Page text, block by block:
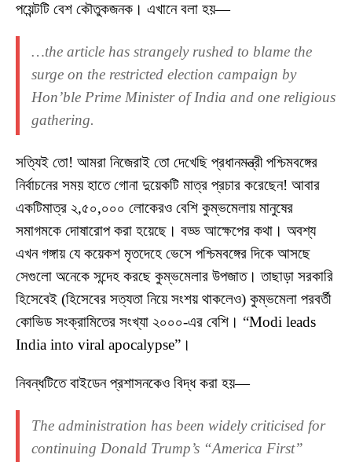
পয়েন্টটি বেশ কৌতুকজনক। এখানে বলা হয়—
…the article has strangely rushed to blame the
surge on the restricted election campaign by
Hon’ble Prime Minister of India and one religious
gathering.
সত্যিই তো! আমরা নিজেরাই তো দেখেছি প্রধানমন্ত্রী পশ্চিমবঙ্গের
নির্বাচনের সময় হাতে গোনা দুয়েকটি মাত্র প্রচার করেছেন! আবার
একটিমাত্র ২,৫০,০০০ লোকেরও বেশি কুম্ভমেলায় মানুষের
সমাগমকে দোষারোপ করা হয়েছে। বড্ড আক্ষেপের কথা। অবশ্য
এখন গঙ্গায় যে কয়েকশ মৃতদেহে ভেসে পশ্চিমবঙ্গের দিকে আসছে
সেগুলো অনেকে সন্দেহ করছে কুম্ভমেলার উপজাত। তাছাড়া সরকারি
হিসেবেই (হিসেবের সত্যতা নিয়ে সংশয় থাকলেও) কুম্ভমেলা পরবর্তী
কোভিড সংক্রামিতের সংখ্যা ২০০০-এর বেশি। “Modi leads
India into viral apocalypse”।
নিবন্ধটিতে বাইডেন প্রশাসনকেও বিদ্ধ করা হয়—
The administration has been widely criticised for
continuing Donald Trump’s “America First”